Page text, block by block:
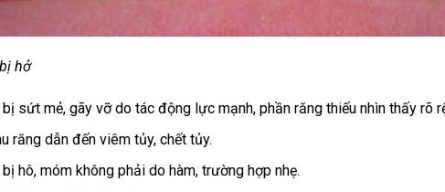
hở
sứt mẻ, gãy vỡ do tác động lực mạnh, phần răng thiếu nhìn thấy rõ
răng dẫn đến viêm tủy, chết tủy.
hô, móm không phải do hàm, trường hợp nhẹ.